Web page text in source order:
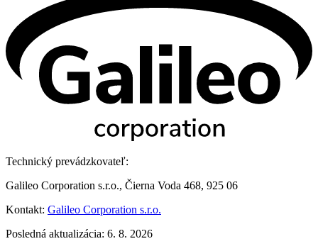
Technický prevádzkovateľ:
Galileo Corporation s.r.o., Čierna Voda 468, 925 06
Kontakt: Galileo Corporation s.r.o.
Posledná aktualizácia: 6. 8. 2026